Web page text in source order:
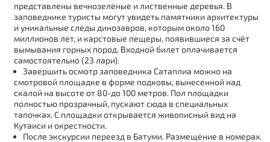
представлены вечнозеленые и лиственные деревья. В
заповеднике туристы могут увидеть памятники архитектуры
и уникальные следы динозавров, которым около 160
миллионов лет, и карстовые пещеры, появившиеся за счёт
вымывания горных пород. Входной билет оплачивается
самостоятельно (23 лари).
Завершить осмотр заповедника Сатаплиа можно на
смотровой площадке в форме подковы, вынесенной над
скалой на высоте от 80-до 100 метров. Пол площадки
полностью прозрачный, пускают сюда в специальных
тапочках. С площадки открывается живописный вид на
Кутаиси и окрестности.
После экскурсии переезд в Батуми. Размещение в номерах.